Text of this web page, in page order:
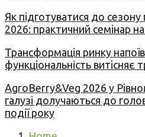
Як підготуватися до
2026: практичний семінар
Трансформація ринку
функціональність витісняє
AgroBerry&Veg 2026 у
галузі долучаються до
події року